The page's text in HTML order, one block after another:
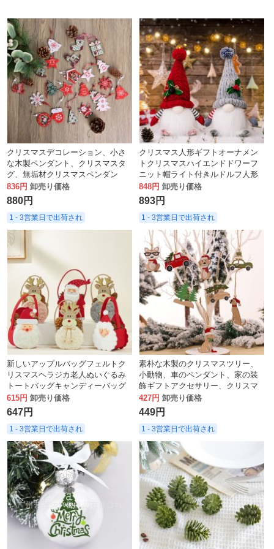
クリスマスデコレーション、小さ
な木製ペンダント、クリスマスタ
グ、無垢材クリスマスペンダン
ト、ウッドチップカービングペン
ダント、吊り下げ飾り
836円 卸売り価格
880円
1 - 3営業日で出荷され
クリスマス人形ギフトオーナメン
トクリスマスハイエンドドワーフ
ニット帽ライト付きルドルフ人形
オーナメント
848円 卸売り価格
893円
1 - 3営業日で出荷され
新しいアップルバッグフェルトク
リスマスヘラジカ老人ぬいぐるみ
トートバッグキャンディーバッグ
クリスマス子供のギフトバッグ
615円 卸売り価格
647円
1 - 3営業日で出荷され
素朴な木製のクリスマスツリー、
小動物、車のペンダント、家の装
飾ギフトアクセサリー、クリスマ
スペンダント、彫刻された木材チ
ップ。
427円 卸売り価格
449円
1 - 3営業日で出荷され